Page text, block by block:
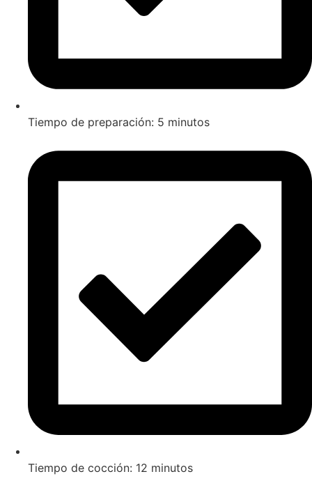
Tiempo de preparación: 5 minutos
Tiempo de cocción: 12 minutos